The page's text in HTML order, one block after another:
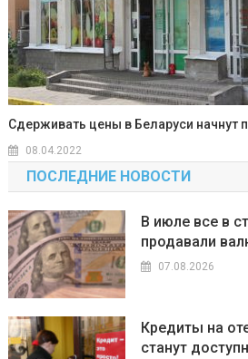
Сдерживать цены в Беларуси начнут
08.04.2022
ПОСЛЕДНИЕ НОВОСТИ
В июле все в
продавали
07.08.2026
Кредиты на
станут